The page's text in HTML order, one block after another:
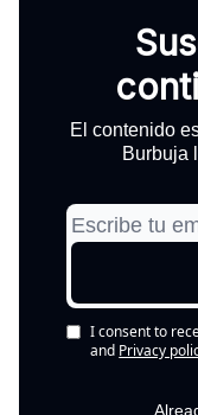
El contenido
Burbuja
I consent to
and Privacy